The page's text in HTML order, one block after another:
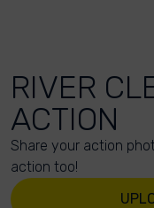
RIVER
ACTION
Share your action
action too!